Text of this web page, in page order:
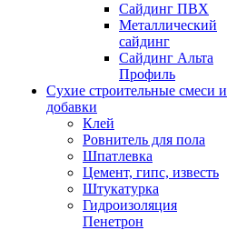
Сайдинг ПВХ
Металлический
сайдинг
Сайдинг Альта
Профиль
Сухие строительные смеси и
добавки
Клей
Ровнитель для пола
Шпатлевка
Цемент, гипс, известь
Штукатурка
Гидроизоляция
Пенетрон